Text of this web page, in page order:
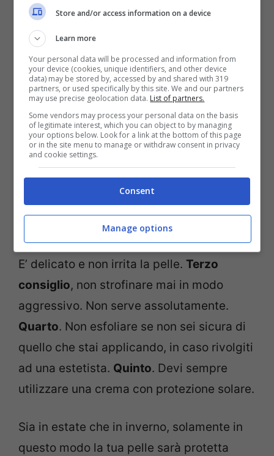
Quindi, per evitare di invecchiare troppo
presto, pensa che qualcosa che stai
facendo non va bene e poni subito rimedio.
Ma iniziamo con l’elenco degli errori.
Come prima cosanon stai utilizzando dei
prodotti anti-età. Servono per evitare che
la nostra pelle mostri i segni degli anni che
passano prima del tempo.
un asciugamano sul viso, molto meglio un
panno in microfibra.
E’ delicato e non irrita la pelle. Terzo
consiglio, non strofinare mai in modo
aggressivo. Non serve assolutamente.
Quarto. Non esfoliare se non sei sicura di
quello che stai applicando, in caso rivolgiti
ad una estetista. Quinto. Devi sempre
utilizzare una crema con protezione solare.
Sia in estate che in inverno, solamente in
questo modo la tua pelle sarà protetta
Store and/or access information on a device
Learn more
Your personal data will be processed and information from
your device (cookies, unique identifiers, and other device
data) may be stored by, accessed by and shared with 319
partners, or used specifically by this site. We and our partners
may use precise geolocation data. List of partners.
Some vendors may process your personal data on the basis
of legitimate interest, which you can object to by managing
your options below. Look for a link at the bottom of this page
or in the site menu to manage or withdraw consent in privacy
and cookie settings.
Consent
Manage options